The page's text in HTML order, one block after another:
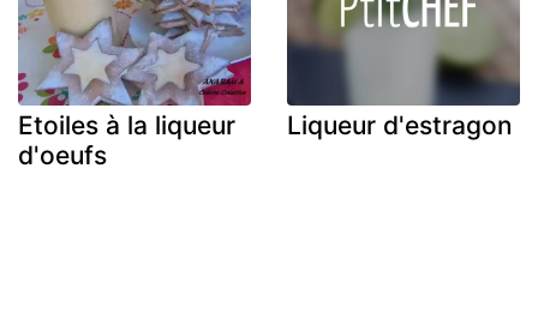
Etoiles à la liqueur
d'oeufs
Liqueur d'estragon